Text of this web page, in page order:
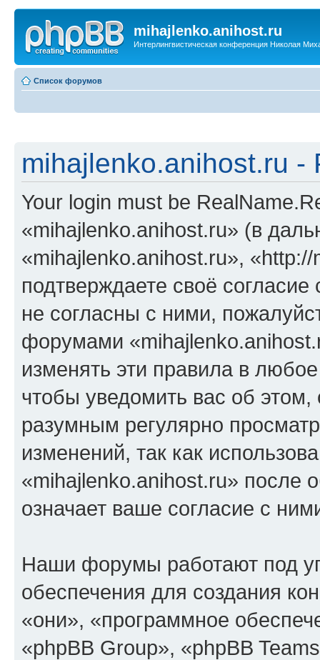
mihajlenko.anihost.ru
Интерлингвистическая конференция Николая
Список форумов
mihajlenko.anihost.ru -
Your login must be
«mihajlenko.anihost.ru» (в
«mihajlenko.anihost.ru»,
подтверждаете своё
не согласны с ними,
форумами
изменять эти правила в
чтобы уведомить вас об
разумным регулярно
изменений, так как
«mihajlenko.anihost.ru» после
означает ваше согласие с
Наши форумы работают под
обеспечения для создания
«они», «программное
«phpBB Group», «phpBB